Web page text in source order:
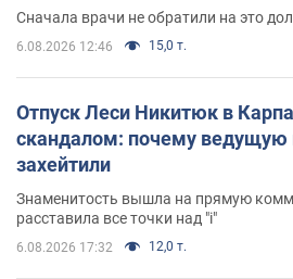
Сначала врачи не обратили на это
6.08.2026 12:46 15,0 т.
Отпуск Леси Никитюк в
скандалом: почему ведущую
захейтили
Знаменитость вышла на прямую
расставила все точки над "i"
6.08.2026 17:32 12,0 т.